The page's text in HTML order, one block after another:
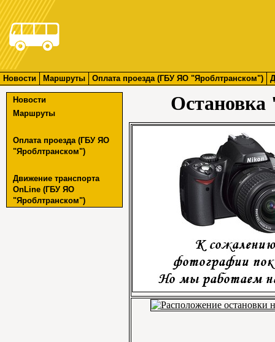
Новости Маршруты Оплата проезда (ГБУ ЯО "Яроблтранском")
Новости
Маршруты
Оплата проезда (ГБУ ЯО
"Яроблтранском")
Движение транспорта
OnLine (ГБУ ЯО
"Яроблтранском")